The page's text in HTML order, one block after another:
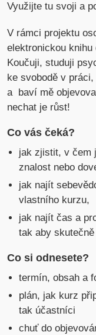
Využijte tu svoji a
V rámci projektu
elektronickou
Koučuji, studuji
ke svobodě v
a baví mě
nechat je růst!
Co vás čeká?
jak zjistit, v čem
znalost nebo
jak najít
vlastního kurzu,
jak najít čas a
tak aby skutečně
Co si odnesete?
termín, obsah a
plán, jak kurz
tak účastníci
chuť do